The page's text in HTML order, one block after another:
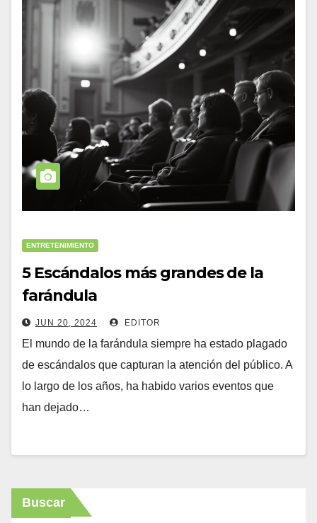
ENTRETENIMIENTO
5 Escándalos más grandes de la
farándula
JUN 20, 2024 EDITOR
El mundo de la farándula siempre ha estado plagado
de escándalos que capturan la atención del público. A
lo largo de los años, ha habido varios eventos que
han dejado…
Buscar